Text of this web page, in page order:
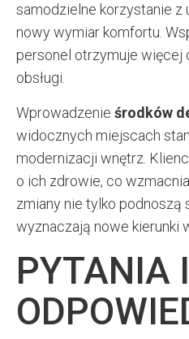
samodzielne korzystanie z
nowy wymiar komfortu.
personel otrzymuje więcej
obsługi.
Wprowadzenie środków
widocznych miejscach
modernizacji wnętrz.
o ich zdrowie, co
zmiany nie tylko podnoszą
wyznaczają nowe kierunki
PYTANIA I